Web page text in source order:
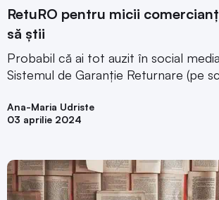
RetuRO pentru micii
să știi
Probabil că ai tot auzit în social
Sistemul de Garanție Returnare (pe
Ana-Maria Udriste
03 aprilie 2024